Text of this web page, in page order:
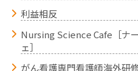
利益相反
Nursing Science Cafe［ナ
ェ］
がん看護専門看護師海外研